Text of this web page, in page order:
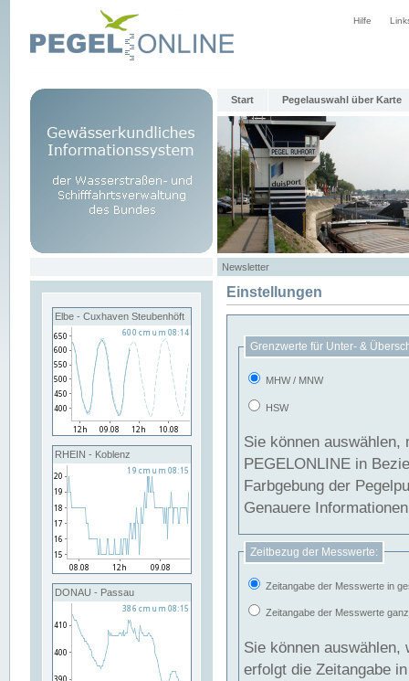
Hilfe
Start Pegelauswahl über Karte
Newsletter
Elbe - Cuxhaven Steubenhöft
RHEIN - Koblenz
DONAU - Passau
Einstellungen
Grenzwerte für Unter- &
MHW / MNW
HSW
Sie können
PEGELONLINE in Beziehung
Farbgebung der
Genauere
Zeitbezug der Messwerte:
Zeitangabe der Messwerte in
Zeitangabe der Messwerte
Sie können auswählen,
erfolgt die Zeitangabe